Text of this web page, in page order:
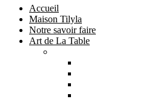
Accueil
Maison Tilyla
Notre savoir faire
Art de La Table